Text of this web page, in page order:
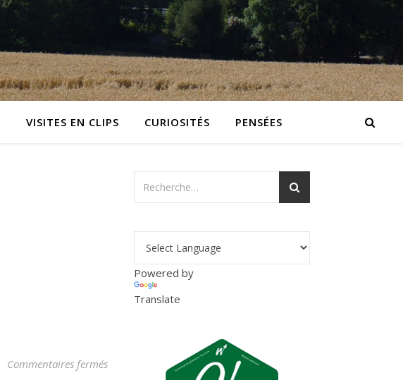
VISITES EN CLIPS CURIOSITÉS PENSÉES
Commentaires ferméssur cropped-din01.jpg
Powered by
Translate